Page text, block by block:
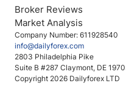
Company Number: 611928540
info@dailyforex.com
2803 Philadelphia Pike
Suite B #287 Claymont, DE
Copyright 2026 Dailyforex LTD
Broker Reviews
Market Analysis